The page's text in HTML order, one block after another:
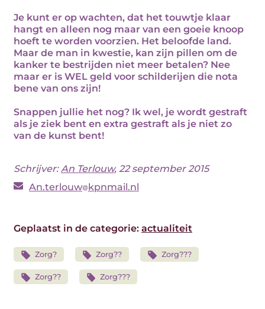
Je kunt er op wachten, dat het touwtje klaar
hangt en alleen nog maar van een goeie knoop
hoeft te worden voorzien. Het beloofde land.
Maar de man in kwestie, kan zijn pillen om de
kanker te bestrijden niet meer betalen? Nee
maar er is WEL geld voor schilderijen die nota
bene van ons zijn!
Snappen jullie het nog? Ik wel, je wordt gestraft
als je ziek bent en extra gestraft als je niet zo
van de kunst bent!
Schrijver:An Terlouw, 22 september 2015
An.terlouw kpnmail.nl
Geplaatst in de categorie: actualiteit
Zorg? Zorg?? Zorg???
Zorg?? Zorg???